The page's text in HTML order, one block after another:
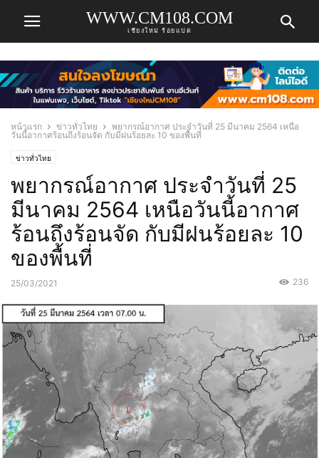
WWW.CM108.COM
เชียงใหม่ ร้อยแปด
หน้าแรก ข่าวทั่วไทย
พยากรณ์อากาศ ประจำวันที่ 25 มีนาคม 2564 เหนือ
วันนี้อากาศร้อนถึงร้อนจัด กับมีฝนร้อยละ 10 ของพื้นที่
ข่าวทั่วไทย
พยากรณ์อากาศ ประจำวันที่ 25
มีนาคม 2564 เหนือวันนี้อากาศ
ร้อนถึงร้อนจัด กับมีฝนร้อยละ 10
ของพื้นที่
25/03/2021 236